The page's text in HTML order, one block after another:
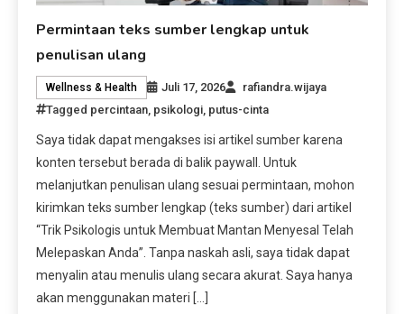
Permintaan teks sumber lengkap untuk
penulisan ulang
Wellness & Health Juli 17, 2026
rafiandra.wijaya
Tagged percintaan, psikologi, putus-cinta
Saya tidak dapat mengakses isi artikel sumber karena
konten tersebut berada di balik paywall. Untuk
melanjutkan penulisan ulang sesuai permintaan, mohon
kirimkan teks sumber lengkap (teks sumber) dari artikel
“Trik Psikologis untuk Membuat Mantan Menyesal Telah
Melepaskan Anda”. Tanpa naskah asli, saya tidak dapat
menyalin atau menulis ulang secara akurat. Saya hanya
akan menggunakan materi […]